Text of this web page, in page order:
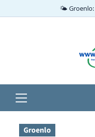
🌤️ Groenlo:
menu
Groenlo